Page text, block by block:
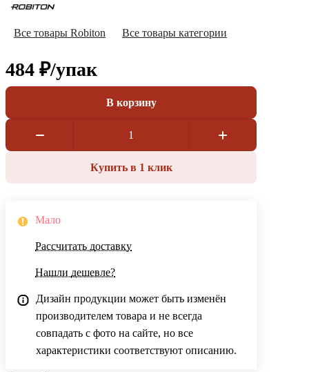
Все товары Robiton Все товары категории
484 ₽/упак
В корзину
Купить в 1 клик
Мало
Рассчитать доставку
Нашли дешевле?
Дизайн продукции может быть изменён
производителем товара и не всегда
совпадать с фото на сайте, но все
характеристики соответствуют описанию.